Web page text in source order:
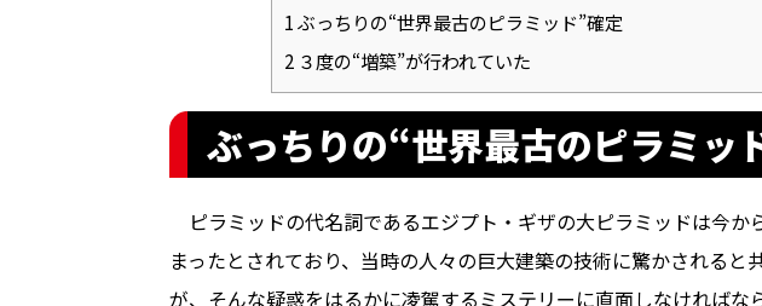
1ぶっちりの“世界最古のピラミッド”確定
2３度の“増築”が行われていた
ぶっちりの“世界最古のピラミッ
ピラミッドの代名詞であるエジプト・ギザの大ピラミッドは今か
まったとされており、当時の人々の巨大建築の技術に驚かされると
が、そんな疑惑をはるかに凌駕するミステリーに直面しなければな